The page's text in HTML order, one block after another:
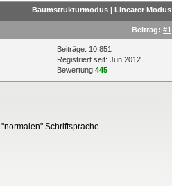
Baumstrukturmodus | Linearer Modus
Beitrag: #1
Beiträge: 10.851
Registriert seit: Jun 2012
Bewertung 445
Schriftsprache.